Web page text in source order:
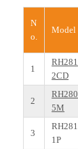
N
o.
Model
1
RH281
2CD
2
RH280
5M
3
RH281
1P